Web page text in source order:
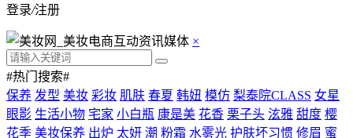
登录/注册
×
#热门搜索#
保养 发型 美妆 彩妆 肌肤 春夏 韩妞 模仿 梨泰院CLASS 女星
眼影 生活小物 宅家 小白瓶 康是美 花香 栗子头 泫雅 甜度 樱
花季 美妆保养 出炉 太妍 潮 粉霜 水雾光 护肤坏习惯 修眉 蜜